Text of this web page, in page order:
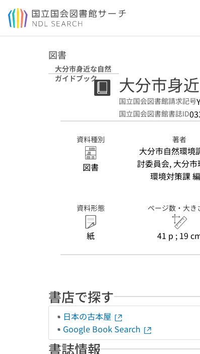
本文へ移動
図書
大分市身近な自然
ガイドブック
大分市身
国立国会図書館請求記号
国立国会図書館書誌ID
資料種別
図書
著者
大分市自然環境
討委員会, 大分
環境対策課
資料形態
紙
ページ数・大き
41 p ; 19
書店で探す
日本の古本屋
Google Book Search
書誌情報